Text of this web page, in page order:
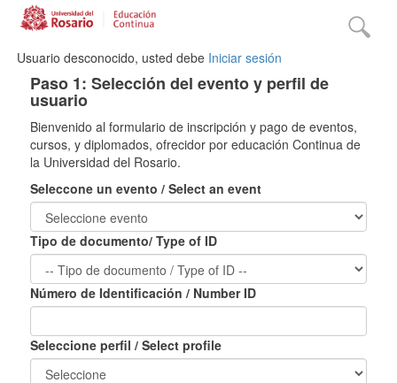
Usuario desconocido, usted debe Iniciar sesión
Paso 1: Selección del evento y perfil de
usuario
Bienvenido al formulario de inscripción y pago de eventos,
cursos, y diplomados, ofrecidor por educación Continua de
la Universidad del Rosario.
Seleccone un evento / Select an event
Tipo de documento/ Type of ID
Número de Identificación / Number ID
Seleccione perfil / Select profile